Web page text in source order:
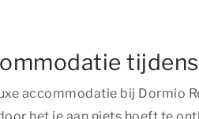
accommodatie bij Dormio
het je aan niets hoeft te